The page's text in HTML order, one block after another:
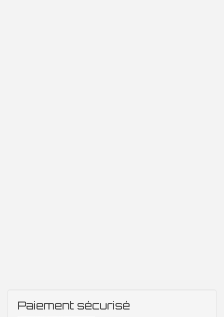
Paiement sécurisé